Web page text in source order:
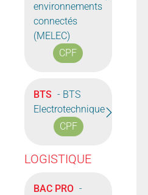
environnements
connectés
(MELEC)
CPF
BTS - BTS
Electrotechnique
CPF
LOGISTIQUE
BAC PRO -